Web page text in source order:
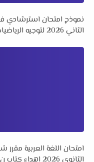
نموذج امتحان استرشادي
الثاني 2026 لتوجيه الرياضيات بدمياط
امتحان اللغة العربية